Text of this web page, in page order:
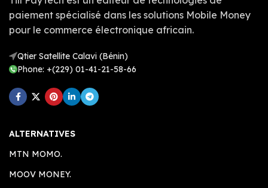
paiement spécialisé dans les solutions Mobile Money
pour le commerce électronique africain.
Qtier Satellite Calavi (Bénin)
Phone: +(229) 01-41-21-58-66
ALTERNATIVES
MTN MOMO.
MOOV MONEY.